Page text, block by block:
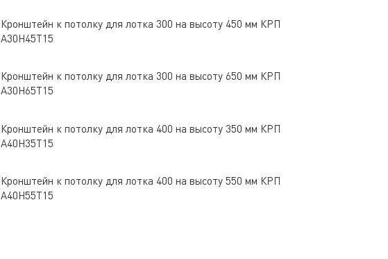
Кронштейн к потолку для лотка 300 на высоту 450 мм КРП
А30Н45Т15
Кронштейн к потолку для лотка 300 на высоту 650 мм КРП
А30Н65Т15
Кронштейн к потолку для лотка 400 на высоту 350 мм КРП
А40Н35Т15
Кронштейн к потолку для лотка 400 на высоту 550 мм КРП
А40Н55Т15